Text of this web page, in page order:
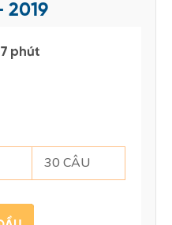
2019
phút
30 CÂU